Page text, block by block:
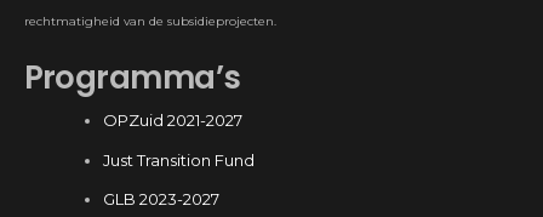
rechtmatigheid van de subsidieprojecten.
Programma’s
OPZuid 2021-2027
Just Transition Fund
GLB 2023-2027